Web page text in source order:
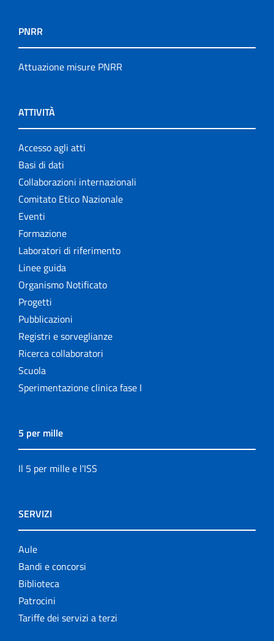
PNRR
Attuazione misure PNRR
ATTIVITÀ
Accesso agli atti
Basi di dati
Collaborazioni internazionali
Comitato Etico Nazionale
Eventi
Formazione
Laboratori di riferimento
Linee guida
Organismo Notificato
Progetti
Pubblicazioni
Registri e sorveglianze
Ricerca collaboratori
Scuola
Sperimentazione clinica fase I
5 per mille
Il 5 per mille e l'ISS
SERVIZI
Aule
Bandi e concorsi
Biblioteca
Patrocini
Tariffe dei servizi a terzi